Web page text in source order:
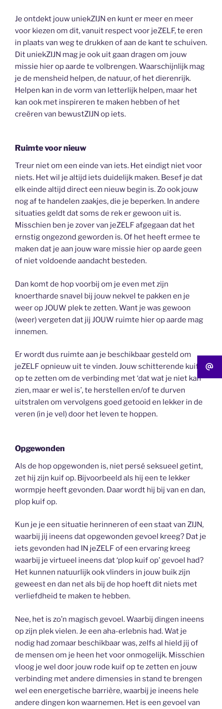
Je ontdekt jouw uniekZIJN en kunt er meer en meer
voor kiezen om dit, vanuit respect voor jeZELF, te eren
in plaats van weg te drukken of aan de kant te schuiven.
Dit uniekZIJN mag je ook uit gaan dragen om jouw
missie hier op aarde te volbrengen. Waarschijnlijk mag
je de mensheid helpen, de natuur, of het dierenrijk.
Helpen kan in de vorm van letterlijk helpen, maar het
kan ook met inspireren te maken hebben of het
creëren van bewustZIJN op iets.
Ruimte voor nieuw
Treur niet om een einde van iets. Het eindigt niet voor
niets. Het wil je altijd iets duidelijk maken. Besef je dat
elk einde altijd direct een nieuw begin is. Zo ook jouw
nog af te handelen zaakjes, die je beperken. In andere
situaties geldt dat soms de rek er gewoon uit is.
Misschien ben je zover van jeZELF afgegaan dat het
ernstig ongezond geworden is. Of het heeft ermee te
maken dat je aan jouw ware missie hier op aarde geen
of niet voldoende aandacht besteden.
Dan komt de hop voorbij om je even met zijn
knoertharde snavel bij jouw nekvel te pakken en je
weer op JOUW plek te zetten. Want je was gewoon
(weer) vergeten dat jij JOUW ruimte hier op aarde mag
innemen.
Er wordt dus ruimte aan je beschikbaar gesteld om
jeZELF opnieuw uit te vinden. Jouw schitterende kuif
op te zetten om de verbinding met ‘dat wat je niet kan
zien, maar er wel is’, te herstellen en/of te durven
uitstralen om vervolgens goed getooid en lekker in de
veren (in je vel) door het leven te hoppen.
Opgewonden
Als de hop opgewonden is, niet persé seksueel getint,
zet hij zijn kuif op. Bijvoorbeeld als hij een te lekker
wormpje heeft gevonden. Daar wordt hij bij van en dan,
plop kuif op.
Kun je je een situatie herinneren of een staat van ZIJN,
waarbij jij ineens dat opgewonden gevoel kreeg? Dat je
iets gevonden had IN jeZELF of een ervaring kreeg
waarbij je virtueel ineens dat ‘plop kuif op’ gevoel had?
Het kunnen natuurlijk ook vlinders in jouw buik zijn
geweest en dan net als bij de hop hoeft dit niets met
verliefdheid te maken te hebben.
Nee, het is zo’n magisch gevoel. Waarbij dingen ineens
op zijn plek vielen. Je een aha-erlebnis had. Wat je
nodig had zomaar beschikbaar was, zelfs al hield jij of
de mensen om je heen het voor onmogelijk. Misschien
vloog je wel door jouw rode kuif op te zetten en jouw
verbinding met andere dimensies in stand te brengen
wel een energetische barrière, waarbij je ineens hele
andere dingen kon waarnemen. Het is een gevoel van